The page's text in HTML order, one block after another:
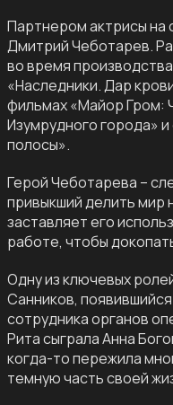
Партнером актрисы на
Дмитрий Чеботарев.
во время
«Наследники. Дар
фильмах «Майор Гром:
Изумрудного города»
полосы».
Герой Чеботарева –
привыкший делить мир
заставляет его
работе, чтобы
Одну из ключевых
Санников,
сотрудника органов
Рита сыграла Анна
когда-то пережила
темную часть своей